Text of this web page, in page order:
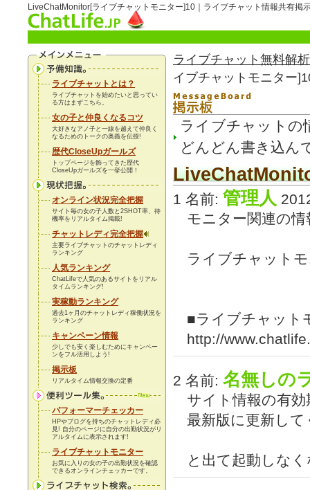
LiveChatMonitor[ライブチャットモニター]10｜ライブチャット情報共有掲
ライブチャットとは？
ライブチャットを始めたいと思ってい
る方はまずこちら。
女の子と仲良くなるコツ
大好きなアノ子と一線を越えて仲良く
なるためのトークの奥義を伝授!
歴代CloseUpガールズ
トップページを飾ってきた歴代
CloseUpガールズを一挙公開！
オンライン状況完全把握
サイト毎の女の子人数と2SHOT率、待
機率を リアルタイム掲載!
チャットレディ完全把握
主要ライブチャットのチャットレディ
ランキング
人気ランキング
ChatLifeで人気のあるサイトをリアル
タイムランキング!
実稼動ランキング
過去1ヶ月のチャットレディ稼働状況を
ランキング
キャンペーン情報
少しでも安く楽しむためにキャンペー
ンをフル活用しよう!
掲示板
リアルタイム情報交換の定番
パフォーマーチェッカー
HPやブログを持ちのチャットレディ必
見! 自分のページに自分の出勤状況がリ
アルタイムに表示されます!
ライブチャットモニター
お気に入りの女の子の出勤状況を確認
できるオンラインチェッカーです。
ライブチャット無料解
イブチャットモニター
ライブチャットの
どんどん書き込ん
1 名前: 管理人
モニター関連の
ライブチャット
■ライブチャット
http://
2 名前: 名無しの
サイト情報の有
最新版に更新し
と出て起動しな